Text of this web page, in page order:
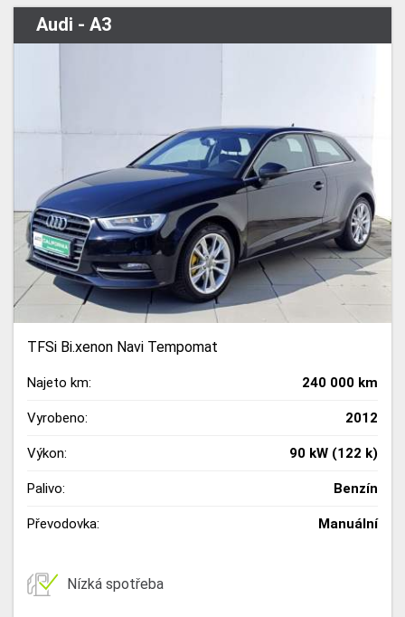
Audi - A3
TFSi Bi.xenon Navi Tempomat
Najeto km: 240 000 km
Vyrobeno: 2012
Výkon: 90 kW (122 k)
Palivo: Benzín
Převodovka: Manuální
Nízká spotřeba